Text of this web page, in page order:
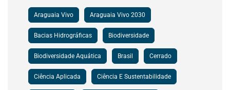
Araguaia Vivo Araguaia Vivo 2030
Bacias Hidrográficas Biodiversidade
Biodiversidade Aquática Brasil Cerrado
Ciência Aplicada Ciência E Sustentabilidade